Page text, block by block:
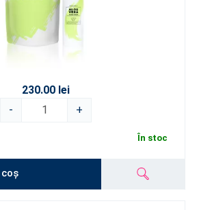
230.00 lei
-
+
În stoc